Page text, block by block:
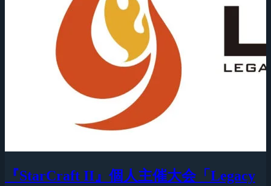
『StarCraft II』個人主催大会「Legacy